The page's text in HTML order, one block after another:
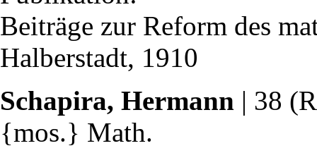
Beiträge zur Reform des
Halberstadt, 1910
Schapira, Hermann | 38
{mos.} Math.